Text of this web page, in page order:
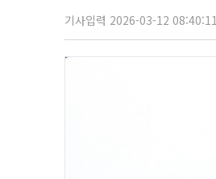
기사입력 2026-03-12 08:40:11